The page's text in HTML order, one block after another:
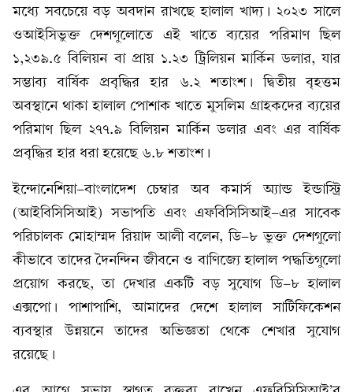
মধ্যে সবচেয়ে বড় অবদান রাখছে হালাল খাদ্য। ২০২৩ সালে
ওআইসিভুক্ত দেশগুলোতে এই খাতে ব্যয়ের পরিমাণ ছিল
১,২৩৯.৫ বিলিয়ন বা প্রায় ১.২৩ ট্রিলিয়ন মার্কিন ডলার, যার
সম্ভাব্য বার্ষিক প্রবৃদ্ধির হার ৬.২ শতাংশ। দ্বিতীয় বৃহত্তম
অবস্থানে থাকা হালাল পোশাক খাতে মুসলিম গ্রাহকদের ব্যয়ের
পরিমাণ ছিল ২৭৭.৯ বিলিয়ন মার্কিন ডলার এবং এর বার্ষিক
প্রবৃদ্ধির হার ধরা হয়েছে ৬.৮ শতাংশ।
ইন্দোনেশিয়া-বাংলাদেশ চেম্বার অব কমার্স অ্যান্ড ইন্ডাস্ট্রি
(আইবিসিসিআই) সভাপতি এবং এফবিসিসিআই-এর সাবেক
পরিচালক মোহাম্মদ রিয়াদ আলী বলেন, ডি-৮ ভুক্ত দেশগুলো
কীভাবে তাদের দৈনন্দিন জীবনে ও বাণিজ্যে হালাল পদ্ধতিগুলো
প্রয়োগ করছে, তা দেখার একটি বড় সুযোগ ডি-৮ হালাল
এক্সপো। পাশাপাশি, আমাদের দেশে হালাল সার্টিফিকেশন
ব্যবস্থার উন্নয়নে তাদের অভিজ্ঞতা থেকে শেখার সুযোগ
রয়েছে।